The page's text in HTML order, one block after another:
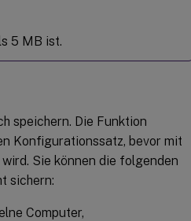
5 MB ist.
speichern. Die Funktion
Konfigurationssatz, bevor mit
Sie können die folgenden
sichern:
Computer,